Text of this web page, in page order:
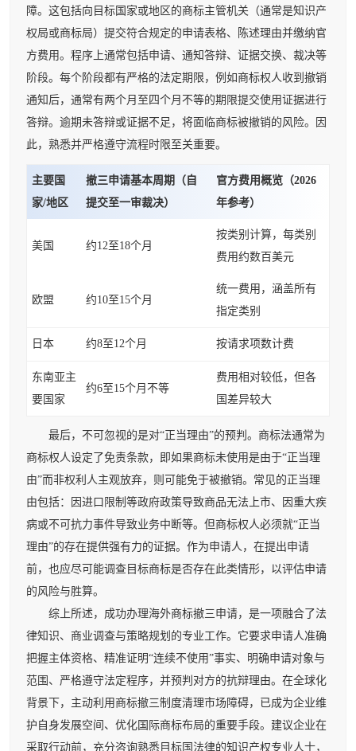
障。这包括向目标国家或地区的商标主管机关（通常是知识产
权局或商标局）提交符合规定的申请表格、陈述理由并缴纳官
方费用。程序上通常包括申请、通知答辩、证据交换、裁决等
阶段。每个阶段都有严格的法定期限，例如商标权人收到撤销
通知后，通常有两个月至四个月不等的期限提交使用证据进行
答辩。逾期未答辩或证据不足，将面临商标被撤销的风险。因
此，熟悉并严格遵守流程时限至关重要。
主要国
家/地区
撤三申请基本周期（自
提交至一审裁决）
官方费用概览（2026
年参考）
美国 约12至18个月
按类别计算，每类别
费用约数百美元
欧盟 约10至15个月
统一费用，涵盖所有
指定类别
日本 约8至12个月 按请求项数计费
东南亚主
要国家
约6至15个月不等
费用相对较低，但各
国差异较大
最后，不可忽视的是对“正当理由”的预判。商标法通常为
商标权人设定了免责条款，即如果商标未使用是由于“正当理
由”而非权利人主观放弃，则可能免于被撤销。常见的正当理
由包括：因进口限制等政府政策导致商品无法上市、因重大疾
病或不可抗力事件导致业务中断等。但商标权人必须就“正当
理由”的存在提供强有力的证据。作为申请人，在提出申请
前，也应尽可能调查目标商标是否存在此类情形，以评估申请
的风险与胜算。
综上所述，成功办理海外商标撤三申请，是一项融合了法
律知识、商业调查与策略规划的专业工作。它要求申请人准确
把握主体资格、精准证明“连续不使用”事实、明确申请对象与
范围、严格遵守法定程序，并预判对方的抗辩理由。在全球化
背景下，主动利用商标撤三制度清理市场障碍，已成为企业维
护自身发展空间、优化国际商标布局的重要手段。建议企业在
采取行动前，充分咨询熟悉目标国法律的知识产权专业人士，